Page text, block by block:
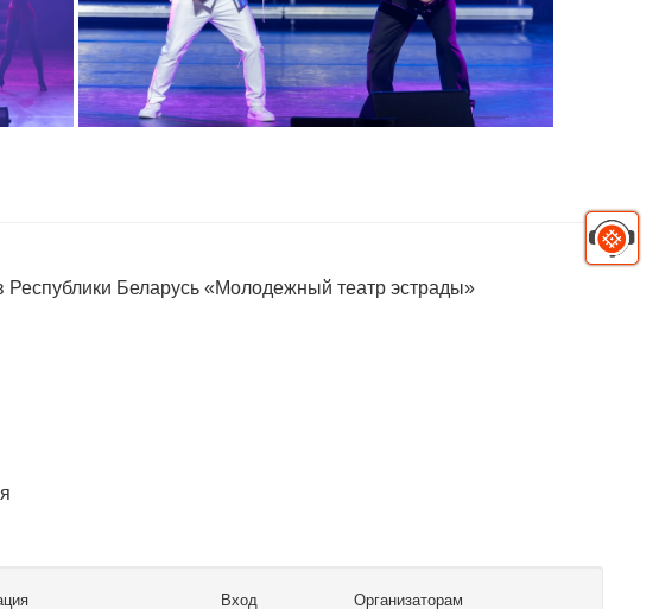
Республики Беларусь «Молодежный театр эстрады»
Вход Организаторам